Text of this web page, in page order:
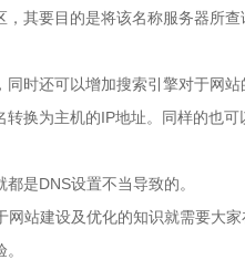
其要目的是将该名称服务器所
时还可以增加搜索引擎对于网站
换为主机的IP地址。同样的也
是DNS设置不当导致的。
网站建设及优化的知识就需要大